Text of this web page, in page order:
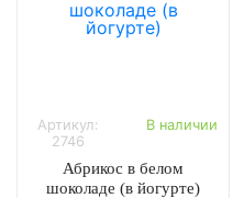
Артикул:
2746
В наличии
Абрикос в белом
шоколаде (в йогурте)